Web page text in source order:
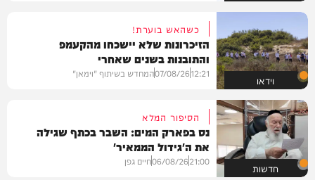
וידאו
כשהאש בוערת!
הזיכרונות שלא יישכחו מהקעמפ
והתובנות בשנים שאחרי
12:21
07/08/26המחדש בשיתוף "וימאן"
חדשות
הסיפור המלא
נס בפארק המים: השבר בכתף שגילה
את ה'גידול הממאיר'
21:00
06/08/26חיים גפן